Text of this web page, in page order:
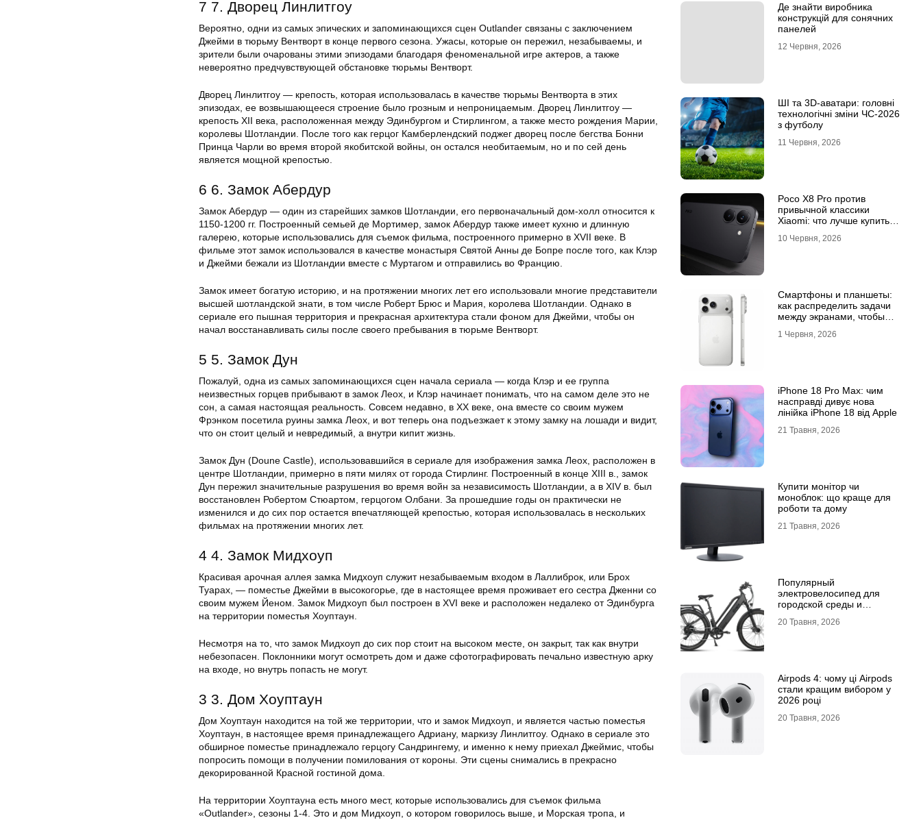
7 7. Дворец Линлитгоу
Вероятно, одни из самых эпических и запоминающихся сцен Outlander связаны с заключением
Джейми в тюрьму Вентворт в конце первого сезона. Ужасы, которые он пережил, незабываемы, и
зрители были очарованы этими эпизодами благодаря феноменальной игре актеров, а также
невероятно предчувствующей обстановке тюрьмы Вентворт.
Дворец Линлитгоу — крепость, которая использовалась в качестве тюрьмы Вентворта в этих
эпизодах, ее возвышающееся строение было грозным и непроницаемым. Дворец Линлитгоу —
крепость XII века, расположенная между Эдинбургом и Стирлингом, а также место рождения Марии,
королевы Шотландии. После того как герцог Камберлендский поджег дворец после бегства Бонни
Принца Чарли во время второй якобитской войны, он остался необитаемым, но и по сей день
является мощной крепостью.
6 6. Замок Абердур
Замок Абердур — один из старейших замков Шотландии, его первоначальный дом-холл относится к
1150-1200 гг. Построенный семьей де Мортимер, замок Абердур также имеет кухню и длинную
галерею, которые использовались для съемок фильма, построенного примерно в XVII веке. В
фильме этот замок использовался в качестве монастыря Святой Анны де Бопре после того, как Клэр
и Джейми бежали из Шотландии вместе с Муртагом и отправились во Францию.
Замок имеет богатую историю, и на протяжении многих лет его использовали многие представители
высшей шотландской знати, в том числе Роберт Брюс и Мария, королева Шотландии. Однако в
сериале его пышная территория и прекрасная архитектура стали фоном для Джейми, чтобы он
начал восстанавливать силы после своего пребывания в тюрьме Вентворт.
5 5. Замок Дун
Пожалуй, одна из самых запоминающихся сцен начала сериала — когда Клэр и ее группа
неизвестных горцев прибывают в замок Леох, и Клэр начинает понимать, что на самом деле это не
сон, а самая настоящая реальность. Совсем недавно, в XX веке, она вместе со своим мужем
Фрэнком посетила руины замка Леох, и вот теперь она подъезжает к этому замку на лошади и видит,
что он стоит целый и невредимый, а внутри кипит жизнь.
Замок Дун (Doune Castle), использовавшийся в сериале для изображения замка Леох, расположен в
центре Шотландии, примерно в пяти милях от города Стирлинг. Построенный в конце XIII в., замок
Дун пережил значительные разрушения во время войн за независимость Шотландии, а в XIV в. был
восстановлен Робертом Стюартом, герцогом Олбани. За прошедшие годы он практически не
изменился и до сих пор остается впечатляющей крепостью, которая использовалась в нескольких
фильмах на протяжении многих лет.
4 4. Замок Мидхоуп
Красивая арочная аллея замка Мидхоуп служит незабываемым входом в Лаллиброк, или Брох
Туарах, — поместье Джейми в высокогорье, где в настоящее время проживает его сестра Дженни со
своим мужем Йеном. Замок Мидхоуп был построен в XVI веке и расположен недалеко от Эдинбурга
на территории поместья Хоуптаун.
Несмотря на то, что замок Мидхоуп до сих пор стоит на высоком месте, он закрыт, так как внутри
небезопасен. Поклонники могут осмотреть дом и даже сфотографировать печально известную арку
на входе, но внутрь попасть не могут.
3 3. Дом Хоуптаун
Дом Хоуптаун находится на той же территории, что и замок Мидхоуп, и является частью поместья
Хоуптаун, в настоящее время принадлежащего Адриану, маркизу Линлитгоу. Однако в сериале это
обширное поместье принадлежало герцогу Сандрингему, и именно к нему приехал Джеймис, чтобы
попросить помощи в получении помилования от короны. Эти сцены снимались в прекрасно
декорированной Красной гостиной дома.
На территории Хоуптауна есть много мест, которые использовались для съемок фильма
«Outlander», сезоны 1-4. Это и дом Мидхоуп, о котором говорилось выше, и Морская тропа, и
Де знайти виробника
конструкцій для сонячних
панелей
12 Червня, 2026
ШІ та 3D-аватари: головні
технологічні зміни ЧС-2026
з футболу
11 Червня, 2026
Poco X8 Pro против
привычной классики
Xiaomi: что лучше купить
10 Червня, 2026
Смартфоны и планшеты:
как распределить задачи
между экранами, чтобы
1 Червня, 2026
iPhone 18 Pro Max: чим
насправді дивує нова
лінійка iPhone 18 від Apple
21 Травня, 2026
Купити монітор чи
моноблок: що краще для
роботи та дому
21 Травня, 2026
Популярный
электровелосипед для
городской среды и
почему их выбирают
20 Травня, 2026
Airpods 4: чому ці Airpods
стали кращим вибором у
2026 році
20 Травня, 2026